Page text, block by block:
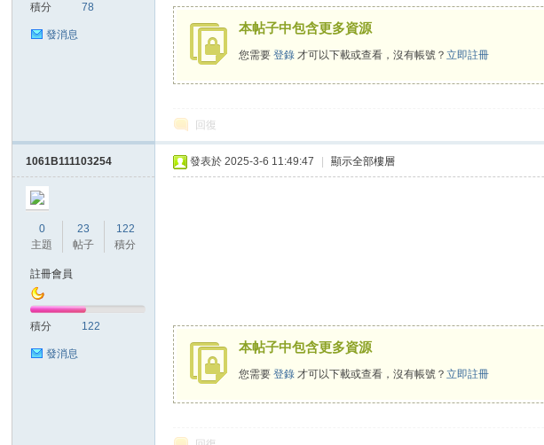
積分 78
發消息 本帖子中包含更多資源
您需要登錄 才可以下載或查看，沒有帳號？立即註冊
回復
1061B111103254
0
主題
23
帖子
122
積分
註冊會員
積分 122
發消息
發表於 2025-3-6 11:49:47 顯示全部樓層
本帖子中包含更多資源
您需要登錄 才可以下載或查看，沒有帳號？立即註冊